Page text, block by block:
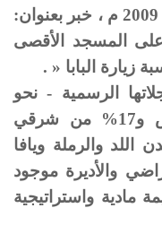
8- نسيج الإخبارية، الاثنين 11 مايو 2009 م ، خبر بعنوان:
المسجد الأقصى
زيارة البابا « .
الرسمية - نحو
18% من مساحة غربي القدس و17% من شرقي
مدن اللد والرملة ويافا
والأديرة موجود
مادية واستراتيجية